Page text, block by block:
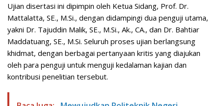
Ujian disertasi ini dipimpin oleh Ketua Sidang, Prof. Dr.
Mattalatta, SE., M.Si., dengan didampingi dua penguji utama,
yakni Dr. Tajuddin Malik, SE., M.Si., Ak., CA., dan Dr. Bahtiar
Maddatuang, SE., M.Si. Seluruh proses ujian berlangsung
khidmat, dengan berbagai pertanyaan kritis yang diajukan
oleh para penguji untuk menguji kedalaman kajian dan
kontribusi penelitian tersebut.